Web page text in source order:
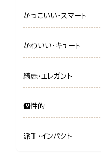
かっこいい・スマート
かわいい・キュート
綺麗・エレガント
個性的
派手・インパクト